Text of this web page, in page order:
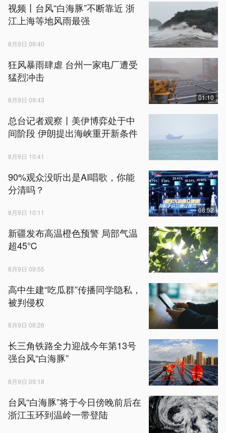
视频丨台风“白海豚”不断靠近 浙
江上海等地风雨最强
8月9日 09:40
狂风暴雨肆虐 台州一家电厂遭受
猛烈冲击
8月9日 09:43 01:10
总台记者观察丨美伊博弈处于中
间阶段 伊朗提出海峡重开新条件
8月9日 10:41
90%观众没听出是AI唱歌，你能
分清吗？
8月9日 10:11 08:52
新疆发布高温橙色预警 局部气温
超45℃
8月9日 09:55
高中生建“吃瓜群”传播同学隐私，
被判侵权
8月9日 08:26
长三角铁路全力迎战今年第13号
强台风“白海豚”
8月9日 09:18
台风“白海豚”将于今日傍晚前后在
浙江玉环到温岭一带登陆